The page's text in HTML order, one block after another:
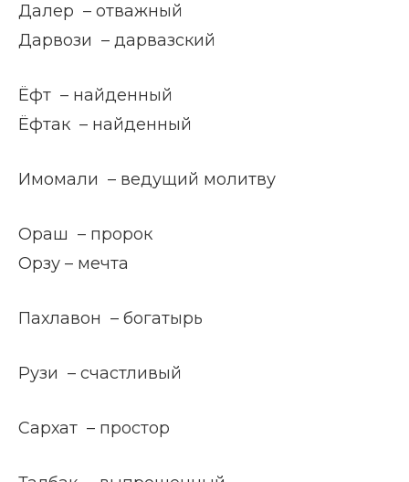
Далер – отважный
Дарвози – дарвазский
Ёфт – найденный
Ёфтак – найденный
Имомали – ведущий молитву
Ораш – пророк
Орзу – мечта
Пахлавон – богатырь
Рузи – счастливый
Сархат – простор